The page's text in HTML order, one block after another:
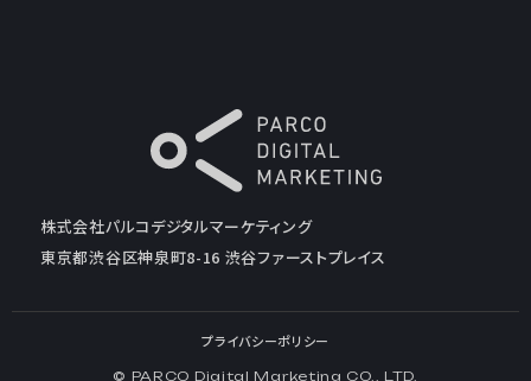
株式会社パルコデジタルマーケティング
東京都渋谷区神泉町8-16 渋谷ファーストプレイス
プライバシーポリシー
© PARCO Digital Marketing CO., LTD.